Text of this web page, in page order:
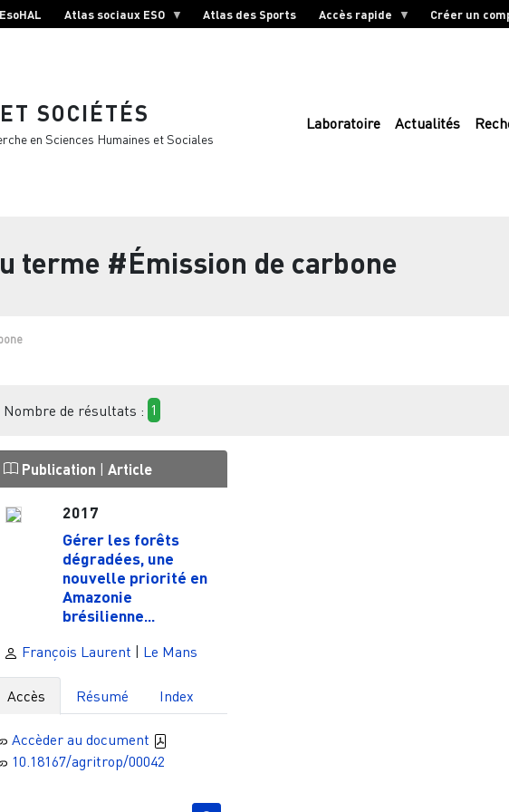
EsoHAL Atlas sociaux ESO Atlas des Sports Accès rapide Créer un
SOCIÉTÉS
en Sciences Humaines et Sociales
Laboratoire Actualités
terme #Émission de carbone
Nombre de résultats : 1
Publication | Article
2017
Gérer les forêts
dégradées, une
nouvelle priorité en
Amazonie
brésilienne...
François Laurent | Le Mans
Accès Résumé Index
Accèder au document
10.18167/agritrop/00042